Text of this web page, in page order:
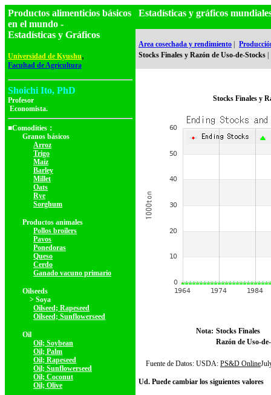
Productos alimenticios básicos
en el mundo -
Estadísticas y Gráficos
Universidad de Kyushu,
Facultad de Agricultura
Shoichi Ito, PhD
Profesor
Economista.
■Comodities：
Granos básicos
Arroz
Trigo
Maíz
Barley
Millet
Oats
Rye
Sorghum
Productos animales
Pollos broilers
Pavos
Ponedoras
Queso
Cerdo
Ganado vacuno primario
Oilseeds
> Soya
Oilseed; Rapeseed
Oilseed; Sunflowerseed
Oil
Oil; Soybean
Oil; Palm
Oil; Rapeseed
Oil; Sunflowerseed
Oil; Coconut
Oil; Olive
Estadísticas y gráficos
Area cosechada y rendimiento
Stocks Finales y Razón de Uso-de-Stocks
Stocks Finales y
Nota: Stocks Finales
Razón de Uso-
Fuente de Datos: USDA: PS&D Online
Ud. Puede cambiar los siguientes valores